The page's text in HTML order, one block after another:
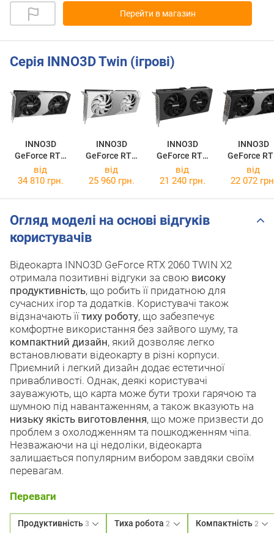
Перейти в магазин
Серія INNO3D Twin (ігрові)
INNO3D
GeForce RTX
5070 TWIN X2
INNO3D
GeForce RTX
5060 TWIN X2
OC WHITE
INNO3D
GeForce RTX
5060 TWIN X2
INNO3D
GeForce
5060 Ti
TWIN X2
від
34 810 грн.
від
25 960 грн.
від
21 240 грн.
від
22 072
Огляд моделі на основі відгуків
користувачів
Відеокарта INNO3D GeForce RTX 2060 TWIN X2
отримала позитивні відгуки за свою високу
продуктивність, що робить її придатною для
сучасних ігор та додатків. Користувачі також
відзначають їїтиху роботу, що забезпечує
комфортне використання без зайвого шуму, та
компактний дизайн, який дозволяє легко
встановлювати відеокарту в різні корпуси.
Приємний і легкий дизайн додає естетичної
привабливості. Однак, деякі користувачі
зауважують, що карта може бути трохи гарячою та
шумною під навантаженням, а також вказують на
низьку якість виготовлення, що може призвести до
проблем з охолодженням та пошкодженням чіпа.
Незважаючи на ці недоліки, відеокарта
залишається популярним вибором завдяки своїм
перевагам.
Переваги
Продуктивність 3 Тиха робота2 Компактність 2